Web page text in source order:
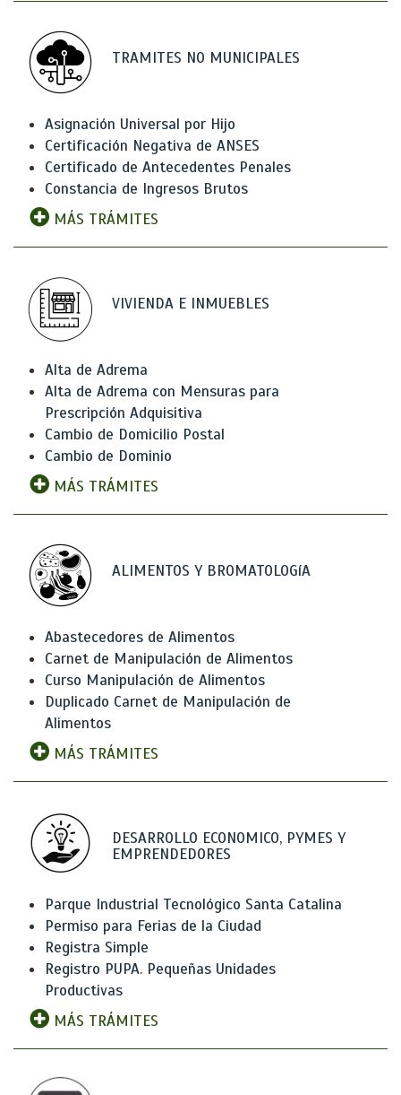
TRAMITES NO MUNICIPALES
Asignación Universal por Hijo
Certificación Negativa de ANSES
Certificado de Antecedentes Penales
Constancia de Ingresos Brutos
MÁS TRÁMITES
VIVIENDA E INMUEBLES
Alta de Adrema
Alta de Adrema con Mensuras para
Prescripción Adquisitiva
Cambio de Domicilio Postal
Cambio de Dominio
MÁS TRÁMITES
ALIMENTOS Y BROMATOLOGíA
Abastecedores de Alimentos
Carnet de Manipulación de Alimentos
Curso Manipulación de Alimentos
Duplicado Carnet de Manipulación de
Alimentos
MÁS TRÁMITES
DESARROLLO ECONOMICO, PYMES Y
EMPRENDEDORES
Parque Industrial Tecnológico Santa Catalina
Permiso para Ferias de la Ciudad
Registra Simple
Registro PUPA. Pequeñas Unidades
Productivas
MÁS TRÁMITES